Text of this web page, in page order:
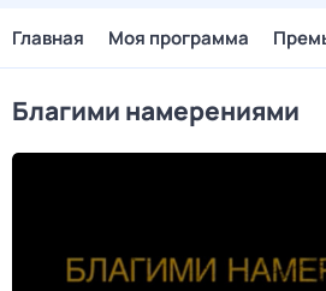
Главная Моя программа
Благими намерениями